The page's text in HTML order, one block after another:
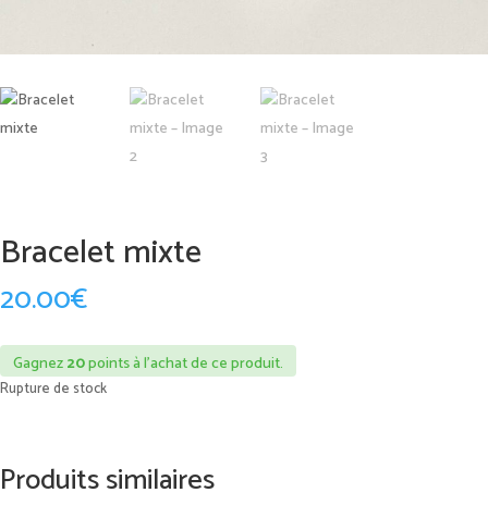
Bracelet mixte
20.00€
Gagnez20points à l’achat de ce produit.
Rupture de stock
Produits similaires